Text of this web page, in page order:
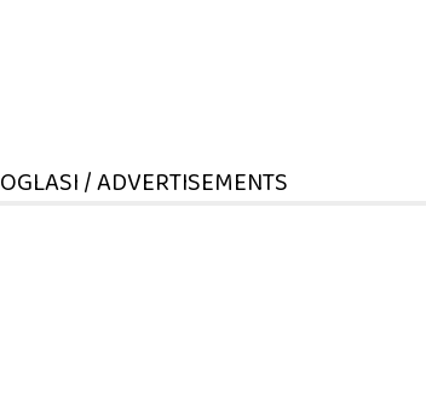
OGLASI / ADVERTISEMENTS